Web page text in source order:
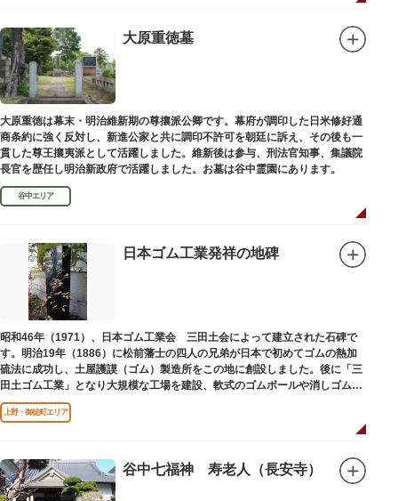
大原重徳墓
大原重徳は幕末・明治維新期の尊攘派公卿です。幕府が調印した日米修好通
商条約に強く反対し、新進公家と共に調印不許可を朝廷に訴え、その後も一
貫した尊王攘夷派として活躍しました。維新後は参与、刑法官知事、集議院
長官を歴任し明治新政府で活躍しました。お墓は谷中霊園にあります。
谷中エリア
日本ゴム工業発祥の地碑
昭和46年（1971）、日本ゴム工業会 三田土会によって建立された石碑で
す。明治19年（1886）に松前藩士の四人の兄弟が日本で初めてゴムの熱加
硫法に成功し、土屋護謨（ゴム）製造所をこの地に創設しました。後に「三
田土ゴム工業」となり大規模な工場を建設、軟式のゴムボールや消しゴムな
ど新しいゴム製品を次々に開発しました。
上野・御徒町エリア
谷中七福神 寿老人（長安寺）